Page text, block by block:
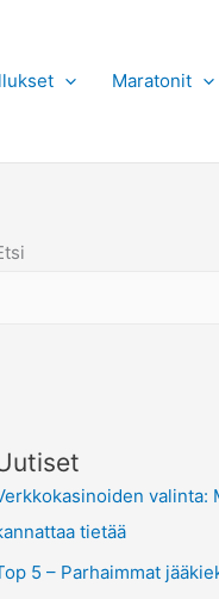
Maratonit
valinta:
tietää
5 – Parhaimmat